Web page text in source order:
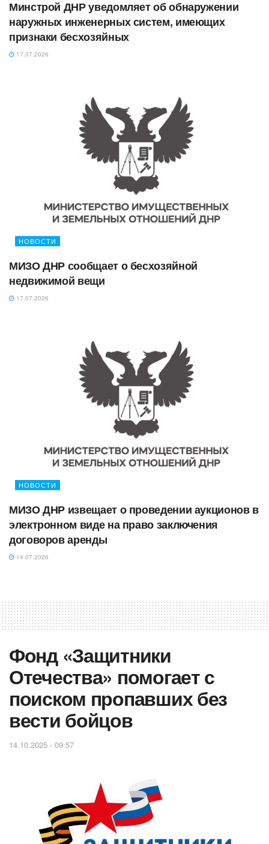
Минстрой ДНР уведомляет об обнаружении
наружных инженерных систем, имеющих
признаки бесхозяйных
17.07.2026
НОВОСТИ
МИЗО ДНР сообщает о бесхозяйной
недвижимой вещи
17.07.2026
НОВОСТИ
МИЗО ДНР извещает о проведении аукционов в
электронном виде на право заключения
договоров аренды
14.07.2026
Фонд «Защитники
Отечества» помогает с
поиском пропавших без
вести бойцов
14.10.2025 - 09:57